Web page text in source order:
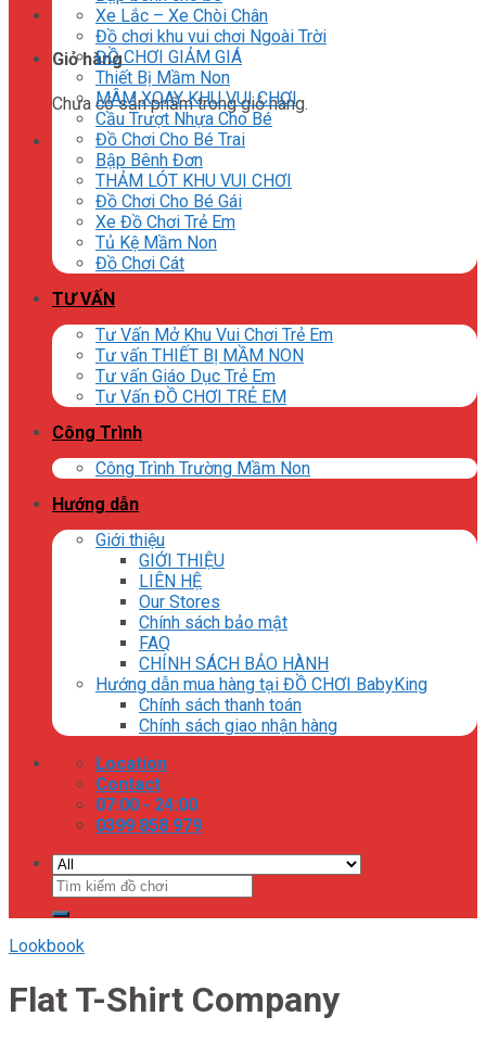
Giỏ hàng
Chưa có sản phẩm trong giỏ hàng.
Xe Lắc – Xe Chòi Chân
Đồ chơi khu vui chơi Ngoài Trời
ĐỒ CHƠI GIẢM GIÁ
Thiết Bị Mầm Non
MÂM XOAY KHU VUI CHƠI
Cầu Trượt Nhựa Cho Bé
Đồ Chơi Cho Bé Trai
Bập Bênh Đơn
THẢM LÓT KHU VUI CHƠI
Đồ Chơi Cho Bé Gái
Xe Đồ Chơi Trẻ Em
Tủ Kệ Mầm Non
Đồ Chơi Cát
TƯ VẤN
Tư Vấn Mở Khu Vui Chơi Trẻ Em
Tư vấn THIẾT BỊ MẦM NON
Tư vấn Giáo Dục Trẻ Em
Tư Vấn ĐỒ CHƠI TRẺ EM
Công Trình
Công Trình Trường Mầm Non
Hướng dẫn
Giới thiệu
GIỚI THIỆU
LIÊN HỆ
Our Stores
Chính sách bảo mật
FAQ
CHÍNH SÁCH BẢO HÀNH
Hướng dẫn mua hàng tại ĐỒ CHƠI BabyKing
Chính sách thanh toán
Chính sách giao nhận hàng
Location
Contact
07:00 - 24:00
0399 858 979
Tìm
kiếm:
Lookbook
Flat T-Shirt Company